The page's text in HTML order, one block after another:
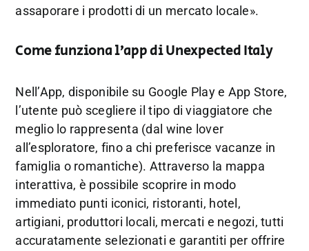
assaporare i prodotti di un mercato locale».
Come funziona l’app di Unexpected Italy
Nell’App, disponibile su Google Play e App Store,
l’utente può scegliere il tipo di viaggiatore che
meglio lo rappresenta (dal wine lover
all’esploratore, fino a chi preferisce vacanze in
famiglia o romantiche). Attraverso la mappa
interattiva, è possibile scoprire in modo
immediato punti iconici, ristoranti, hotel,
artigiani, produttori locali, mercati e negozi, tutti
accuratamente selezionati e garantiti per offrire